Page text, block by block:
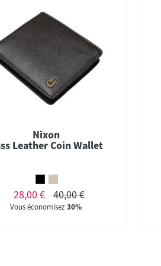
Nixon
Leather Coin Wallet
28,00 € 40,00 €
Vous économisez30%